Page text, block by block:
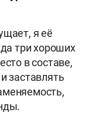
я её
три хороших
в составе,
заставлять